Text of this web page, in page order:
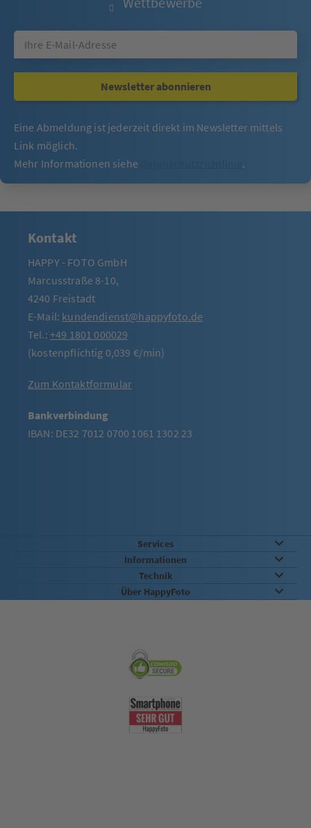
Newsletter abonnieren
Eine Abmeldung ist jederzeit direkt im Newsletter mittels
Link möglich.
Mehr Informationen siehe
.
Kontakt
HAPPY - FOTO GmbH
Marcusstraße 8-10,
4240 Freistadt
E-Mail: kundendienst@happyfoto.de
Tel.: +49 1801 000029
(kostenpflichtig 0,039 €/min)
Zum Kontaktformular
Bankverbindung
IBAN: DE32 7012 0700 1061 1302 23
Services
Informationen
Technik
Über HappyFoto